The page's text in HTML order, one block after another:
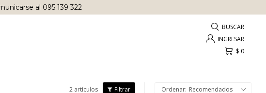
EN EL DÍA EN COMPRAS REALIZADAS ANTES DE
$ 0
2 artículos Recomendados